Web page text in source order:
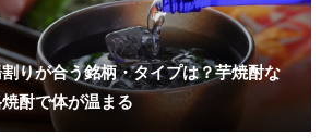
りが合う銘柄・タイプは？芋焼酎な
酎で体が温まる